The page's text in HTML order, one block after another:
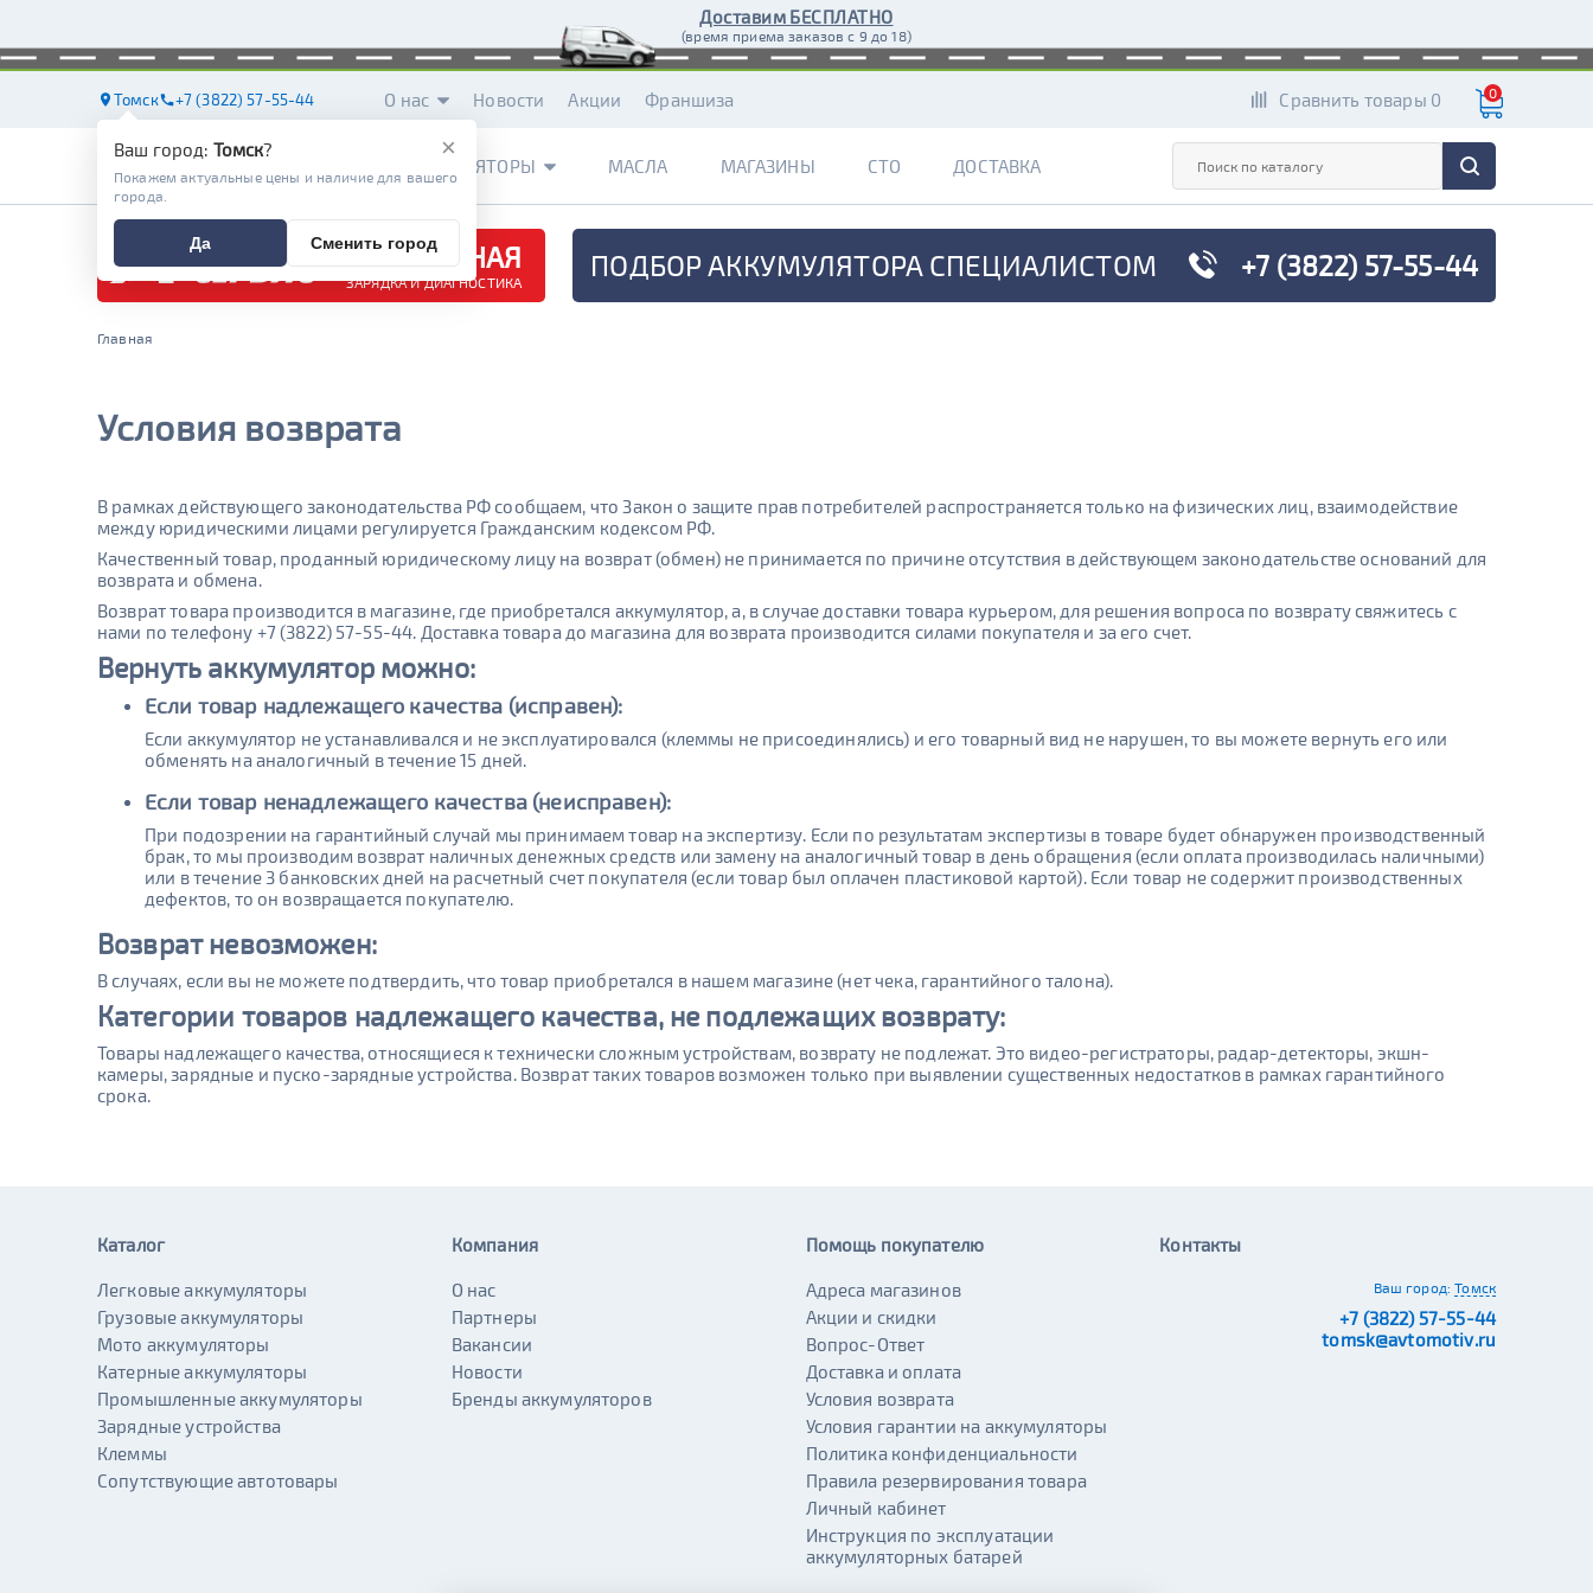
Доставим БЕСПЛАТНО
(время приема заказов с 9 до 18)
Томск +7 (3822) 57-55-44 О нас Новости Акции Франшиза Сравнить товары 0 0
АККУМУЛЯТОРЫ МАСЛА МАГАЗИНЫ СТО ДОСТАВКА
БЕСПЛАТНАЯ
ЗАРЯДКА И ДИАГНОСТИКА ПОДБОР АККУМУЛЯТОРА СПЕЦИАЛИСТОМ +7 (3822) 57-55-44
Главная
Условия возврата
В рамках действующего законодательства РФ сообщаем, что Закон о защите прав потребителей распространяется только на физических лиц, взаимодействие
между юридическими лицами регулируется Гражданским кодексом РФ.
Качественный товар, проданный юридическому лицу на возврат (обмен) не принимается по причине отсутствия в действующем законодательстве оснований для
возврата и обмена.
Возврат товара производится в магазине, где приобретался аккумулятор, а, в случае доставки товара курьером, для решения вопроса по возврату свяжитесь с
нами по телефону +7 (3822) 57-55-44. Доставка товара до магазина для возврата производится силами покупателя и за его счет.
Вернуть аккумулятор можно:
Если товар надлежащего качества (исправен):
Если аккумулятор не устанавливался и не эксплуатировался (клеммы не присоединялись) и его товарный вид не нарушен, то вы можете вернуть его или
обменять на аналогичный в течение 15 дней.
Если товар ненадлежащего качества (неисправен):
При подозрении на гарантийный случай мы принимаем товар на экспертизу. Если по результатам экспертизы в товаре будет обнаружен производственный
брак, то мы производим возврат наличных денежных средств или замену на аналогичный товар в день обращения (если оплата производилась наличными)
или в течение 3 банковских дней на расчетный счет покупателя (если товар был оплачен пластиковой картой). Если товар не содержит производственных
дефектов, то он возвращается покупателю.
Возвратневозможен:
В случаях, если вы не можете подтвердить, что товар приобретался в нашем магазине (нет чека, гарантийного талона).
Категории товаров надлежащего качества, не подлежащих возврату:
Товары надлежащего качества, относящиеся к технически сложным устройствам, возврату не подлежат. Это видео-регистраторы, радар-детекторы, экшн-
камеры, зарядные и пуско-зарядные устройства. Возврат таких товаров возможен только при выявлении существенных недостатков в рамках гарантийного
срока.
×
Ваш город: Томск?
Покажем актуальные цены и наличие для вашего
города.
Да Сменить город
Каталог
Легковые аккумуляторы
Грузовые аккумуляторы
Мото аккумуляторы
Катерные аккумуляторы
Промышленные аккумуляторы
Зарядные устройства
Клеммы
Сопутствующие автотовары
Компания
О нас
Партнеры
Вакансии
Новости
Бренды аккумуляторов
Помощь покупателю
Адреса магазинов
Акции и скидки
Вопрос-Ответ
Доставка и оплата
Условия возврата
Условия гарантии на аккумуляторы
Политика конфиденциальности
Правила резервирования товара
Личный кабинет
Инструкция по эксплуатации
аккумуляторных батарей
Контакты
Ваш город: Томск
+7 (3822) 57-55-44
tomsk@avtomotiv.ru